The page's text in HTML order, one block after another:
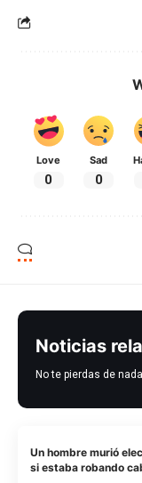
Love
0
Sad
0
Noticias
No te pierdas de
Un hombre murió
si estaba robando